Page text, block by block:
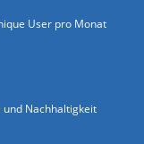
User pro Monat
Nachhaltigkeit